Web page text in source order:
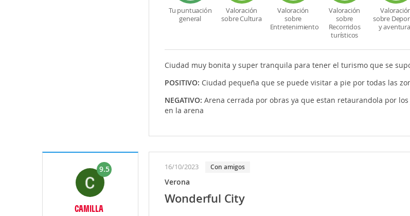
Tu puntuación
general
Valoración
sobre Cultura
Valoración
sobre
Entretenimiento
Valoración
sobre
Recorridos
turísticos
sobre
y
Ciudad muy bonita y super tranquila para tener el turismo que se
POSITIVO: Ciudad pequeña que se puede visitar a pie por todas las
NEGATIVO: Arena cerrada por obras ya que estan retaurandola por
en la arena
9.5
CAMILLA
16/10/2023 Con amigos
Verona
Wonderful City